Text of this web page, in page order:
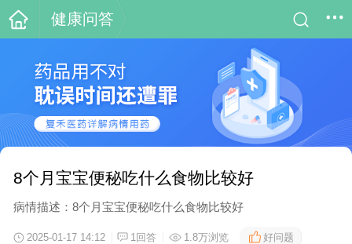
健康问答
8个月宝宝便秘吃什么食物比较好
病情描述：8个月宝宝便秘吃什么食物比较好
2025-01-17 14:12 1回答 1.8万浏览 好问题